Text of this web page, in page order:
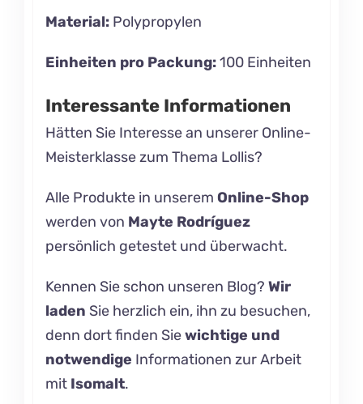
Material:Polypropylen
Einheiten pro Packung:100 Einheiten
Interessante Informationen
Hätten Sie Interesse an unserer Online-
Meisterklasse zum Thema Lollis?
Alle Produkte in unserem Online-Shop
werden von Mayte Rodríguez
persönlich getestet und überwacht.
Kennen Sie schon unseren Blog? Wir
laden Sie herzlich ein, ihn zu besuchen,
denn dort finden Siewichtige und
notwendige Informationen zur Arbeit
mit Isomalt.